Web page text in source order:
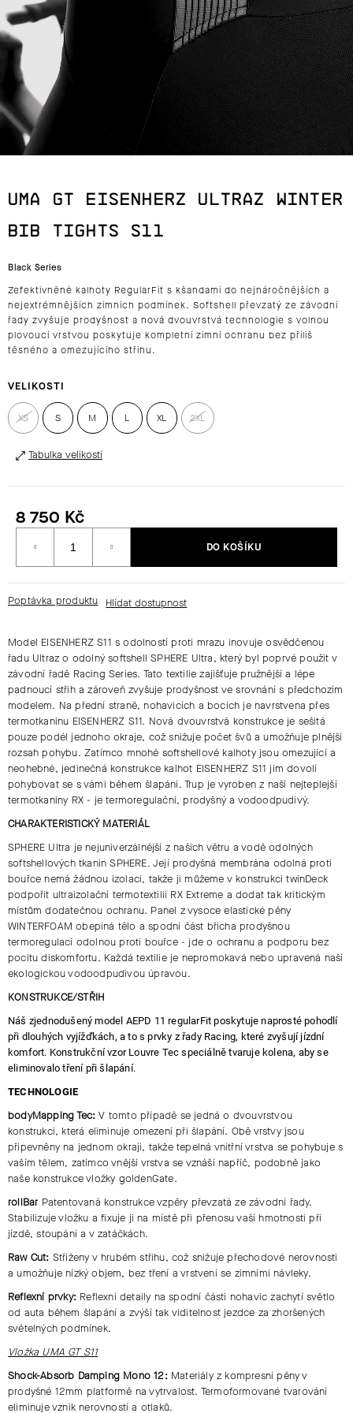
UMA GT EISENHERZ ULTRAZ WINTER
BIB TIGHTS S11
Black Series
Zefektivněné kalhoty RegularFit s kšandami do nejnáročnějších a
nejextrémnějších zimních podmínek. Softshell převzatý ze závodní
řady zvyšuje prodyšnost a nová dvouvrstvá technologie s volnou
plovoucí vrstvou poskytuje kompletní zimní ochranu bez příliš
těsného a omezujícího střihu.
VELIKOSTI
XS S M L XL 2XL
Tabulka velikostí
8 750 Kč
cena:
DO KOŠÍKU
Poptávka produktu
Model EISENHERZ S11 s odolností proti mrazu inovuje osvědčenou
řadu Ultraz o odolný softshell SPHERE Ultra, který byl poprvé použit v
závodní řadě Racing Series. Tato textilie zajišťuje pružnější a lépe
padnoucí střih a zároveň zvyšuje prodyšnost ve srovnání s předchozím
modelem. Na přední straně, nohavicích a bocích je navrstvena přes
termotkaninu EISENHERZ S11. Nová dvouvrstvá konstrukce je sešitá
pouze podél jednoho okraje, což snižuje počet švů a umožňuje plnější
rozsah pohybu. Zatímco mnohé softshellové kalhoty jsou omezující a
neohebné, jedinečná konstrukce kalhot EISENHERZ S11 jim dovolí
pohybovat se s vámi během šlapání. Trup je vyroben z naší nejteplejší
termotkaniny RX - je termoregulační, prodyšný a vodoodpudivý.
CHARAKTERISTICKÝ MATERIÁL
SPHERE Ultra je nejuniverzálnější z našich větru a vodě odolných
softshellových tkanin SPHERE. Její prodyšná membrána odolná proti
bouřce nemá žádnou izolaci, takže ji můžeme v konstrukci twinDeck
podpořit ultraizolační termotextilií RX Extreme a dodat tak kritickým
místům dodatečnou ochranu. Panel z vysoce elastické pěny
WINTERFOAM obepíná tělo a spodní část břicha prodyšnou
termoregulací odolnou proti bouřce - jde o ochranu a podporu bez
pocitu diskomfortu. Každá textilie je nepromokavá nebo upravená naší
ekologickou vodoodpudivou úpravou.
KONSTRUKCE/STŘIH
Náš zjednodušený model AEPD 11 regularFit poskytuje naprosté pohodlí
při dlouhých vyjížďkách, a to s prvky z řady Racing, které zvyšují jízdní
komfort. Konstrukční vzor Louvre Tec speciálně tvaruje kolena, aby se
eliminovalo tření při šlapání.
TECHNOLOGIE
bodyMapping Tec: V tomto případě se jedná o dvouvrstvou
konstrukci, která eliminuje omezení při šlapání. Obě vrstvy jsou
připevněny na jednom okraji, takže tepelná vnitřní vrstva se pohybuje s
vaším tělem, zatímco vnější vrstva se vznáší napříč, podobně jako
naše konstrukce vložky goldenGate.
rollBar Patentovaná konstrukce vzpěry převzatá ze závodní řady.
Stabilizuje vložku a fixuje ji na místě při přenosu vaší hmotnosti při
jízdě, stoupání a v zatáčkách.
Raw Cut: Střiženy v hrubém střihu, což snižuje přechodové nerovnosti
a umožňuje nízký objem, bez tření a vrstvení se zimními návleky.
Reflexní prvky: Reflexní detaily na spodní části nohavic zachytí světlo
od auta během šlapání a zvýší tak viditelnost jezdce za zhoršených
světelných podmínek.
Vložka UMA GT S11
Shock-Absorb Damping Mono 12: Materiály z kompresní pěny v
prodyšné 12mm platformě na vytrvalost. Termoformované tvarování
eliminuje vznik nerovností a otlaků.
J
E
T
E
N
J
Í
T
?
D
O
R
Č
U
J
E